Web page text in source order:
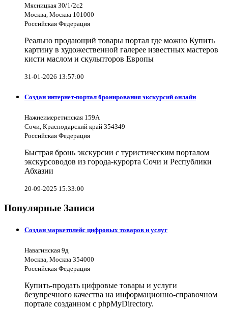
Мясницкая 30/1/2с2
Москва, Москва 101000
Российская Федерация
Реально продающий товары портал где можно Купить
картину в художественной галерее известных мастеров
кисти маслом и скульпторов Европы
31-01-2026 13:57:00
Создан интернет-портал бронирования экскурсий онлайн
Нажнеимеретинская 159А
Сочи, Краснодарский край 354349
Российская Федерация
Быстрая бронь экскурсии с туристическим порталом
экскурсоводов из города-курорта Сочи и Республики
Абхазии
20-09-2025 15:33:00
Популярные Записи
Создан маркетплейс цифровых товаров и услуг
Навагинская 9д
Москва, Москва 354000
Российская Федерация
Купить-продать цифровые товары и услуги
безупречного качества на информационно-справочном
портале созданном с phpMyDirectory.